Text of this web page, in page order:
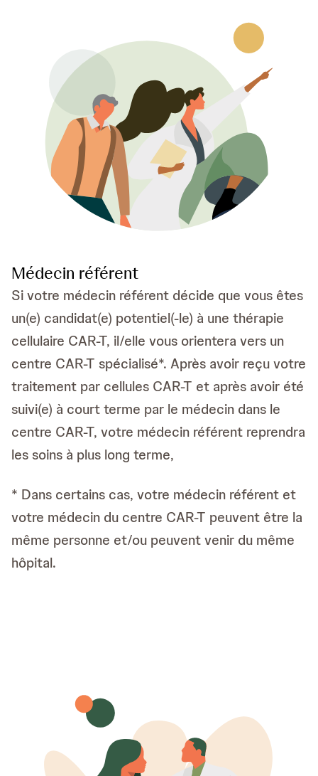
Médecin référent
Si votre médecin référent décide que vous êtes
un(e) candidat(e) potentiel(-le) à une thérapie
cellulaire CAR-T, il/elle vous orientera vers un
centre CAR-T spécialisé*. Après avoir reçu votre
traitement par cellules CAR-T et après avoir été
suivi(e) à court terme par le médecin dans le
centre CAR-T, votre médecin référent reprendra
les soins à plus long terme,
* Dans certains cas, votre médecin référent et
votre médecin du centre CAR-T peuvent être la
même personne et/ou peuvent venir du même
hôpital.